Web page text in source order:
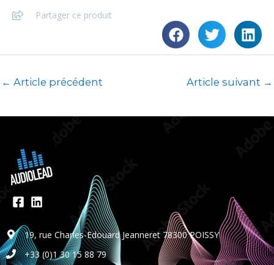
Partager ce produit
← Article précédent Article suivant →
19, rue Charles-Edouard Jeanneret 78300 POISSY
+33 (0)1 30 15 88 79